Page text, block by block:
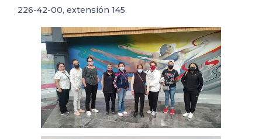
226-42-00, extensión 145.